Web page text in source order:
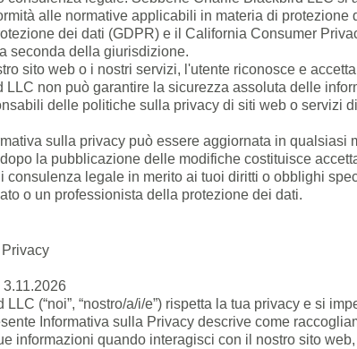
alle normative applicabili in materia di protezione
dei dati (GDPR) e il California Consumer
seconda della giurisdizione.
sito web o i nostri servizi, l'utente riconosce e
LLC non può garantire la sicurezza assoluta delle
delle politiche sulla privacy di siti web o servizi
sulla privacy può essere aggiornata in qualsiasi
la pubblicazione delle modifiche costituisce
consulenza legale in merito ai tuoi diritti o obblighi
o un professionista della protezione dei dati.
Privacy
3.11.2026
(“noi”, “nostro/a/i/e”) rispetta la tua privacy e si
Informativa sulla Privacy descrive come
informazioni quando interagisci con il nostro sito